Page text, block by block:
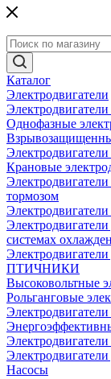
Каталог
Электродвигатели
Однофазные
Крановые
тормозом
системах
ПТИЧНИКИ
Высоковольтные
Рольганговые
Насосы